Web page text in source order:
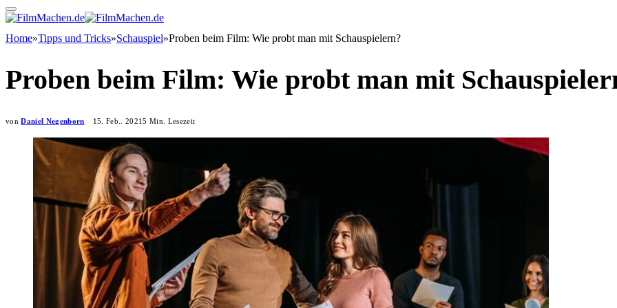
Home»Tipps und Tricks»Schauspiel»Proben beim Film: Wie probt man mit Schauspielern?
Proben beim Film: Wie probt man mit
von Daniel Negenborn 15. Feb.. 20215 Min. Lesezeit